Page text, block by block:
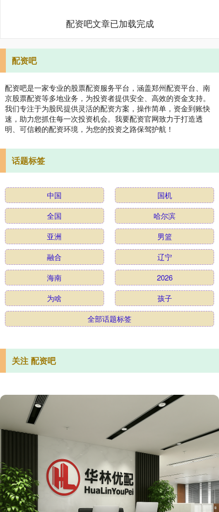
配资吧文章已加载完成
配资吧
配资吧是一家专业的股票配资服务平台，涵盖郑州配资平台、南
京股票配资等多地业务，为投资者提供安全、高效的资金支持。
我们专注于为股民提供灵活的配资方案，操作简单，资金到账快
速，助力您抓住每一次投资机会。我要配资官网致力于打造透
明、可信赖的配资环境，为您的投资之路保驾护航！
话题标签
中国
国机
全国
哈尔滨
亚洲
男篮
融合
辽宁
海南
2026
为啥
孩子
全部话题标签
关注 配资吧